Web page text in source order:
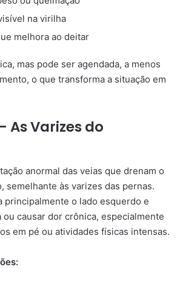
na virilha
melhora ao deitar
mas pode ser agendada, a menos
o que transforma a situação em
As Varizes do
anormal das veias que drenam o
semelhante às varizes das pernas.
principalmente o lado esquerdo e
causar dor crônica, especialmente
em pé ou atividades físicas intensas.